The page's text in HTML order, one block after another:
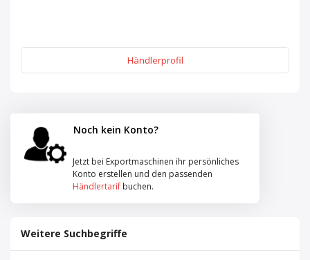
Händlerprofil
Noch kein Konto?
Jetzt bei Exportmaschinen ihr persönliches
Konto erstellen und den passenden
Händlertarif buchen.
Weitere Suchbegriffe